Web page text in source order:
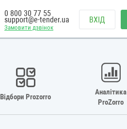
Замовити дзвінок
0 800 30 77 55
support@e-tender.ua ВХІД
Відбори Prozorro
Аналітика
ProZorro